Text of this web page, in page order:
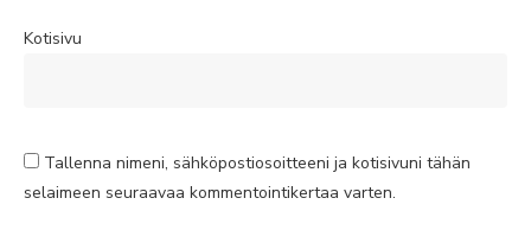
Kotisivu
Tallenna nimeni, sähköpostiosoitteeni ja kotisivuni tähän
selaimeen seuraavaa kommentointikertaa varten.